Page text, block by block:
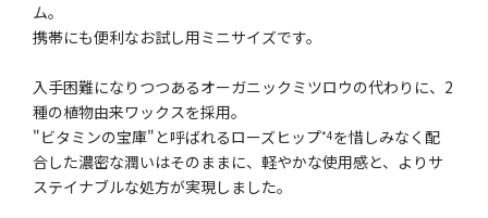
ム。
携帯にも便利なお試し用ミニサイズです。
入手困難になりつつあるオーガニックミツロウの代わりに、2
種の植物由来ワックスを採用。
"ビタミンの宝庫"と呼ばれるローズヒップ*4を惜しみなく配
合した濃密な潤いはそのままに、軽やかな使用感と、よりサ
ステイナブルな処方が実現しました。